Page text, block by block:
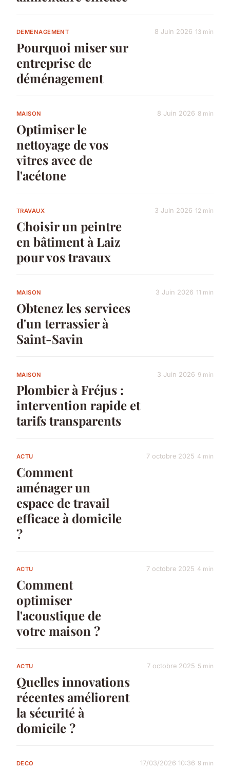
DEMENAGEMENT
Pourquoi miser sur
entreprise de
déménagement
8 Juin 2026 13 min
MAISON
Optimiser le
nettoyage de vos
vitres avec de
l'acétone
8 Juin 2026 8 min
TRAVAUX
Choisir un peintre
en bâtiment à Laiz
pour vos travaux
3 Juin 2026 12 min
MAISON
Obtenez les services
d'un terrassier à
Saint-Savin
3 Juin 2026 11 min
MAISON
Plombier à Fréjus :
intervention rapide et
tarifs transparents
3 Juin 2026 9 min
ACTU
Comment
aménager un
espace de travail
efficace à domicile
?
7 octobre 2025 4 min
ACTU
Comment
optimiser
l'acoustique de
votre maison ?
7 octobre 2025 4 min
ACTU
Quelles innovations
récentes améliorent
la sécurité à
domicile ?
7 octobre 2025 5 min
DECO 17/03/2026 10:36 9 min